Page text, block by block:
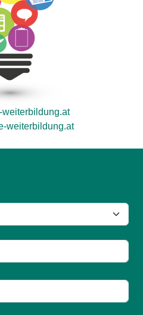
weiterbildung.at